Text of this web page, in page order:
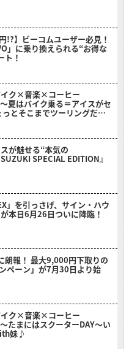
!?】ビーコムユーザー必見！
」に乗り換えられる“お得な
ト！
イク×音楽×コーヒー
夏はバイク乗る＝アイスがセ
とそこまでツーリングだ
が魅せる“本気の
SPECIAL EDITION』
」を引っさげ、サイン・ハウ
本日6月26日ついに降臨！
朗報！ 最大9,000円下取りの
ペーン」が7月30日より始
イク×音楽×コーヒー
たまにはスクーターDAY～い
妹♪